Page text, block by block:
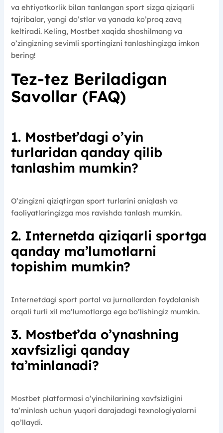
va ehtiyotkorlik bilan tanlangan sport sizga qiziqarli
tajribalar, yangi do’stlar va yanada ko’proq zavq
keltiradi. Keling, Mostbet xaqida shoshilmang va
o’zingizning sevimli sportingizni tanlashingizga imkon
bering!
Tez-tez Beriladigan
Savollar (FAQ)
1. Mostbet’dagi o’yin
turlaridan qanday qilib
tanlashim mumkin?
O’zingizni qiziqtirgan sport turlarini aniqlash va
faoliyatlaringizga mos ravishda tanlash mumkin.
2. Internetda qiziqarli sportga
qanday ma’lumotlarni
topishim mumkin?
Internetdagi sport portal va jurnallardan foydalanish
orqali turli xil ma’lumotlarga ega bo’lishingiz mumkin.
3. Mostbet’da o’ynashning
xavfsizligi qanday
ta’minlanadi?
Mostbet platformasi o’yinchilarining xavfsizligini
ta’minlash uchun yuqori darajadagi texnologiyalarni
qo’llaydi.